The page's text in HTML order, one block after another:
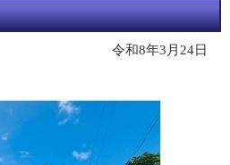
令和8年3月24日